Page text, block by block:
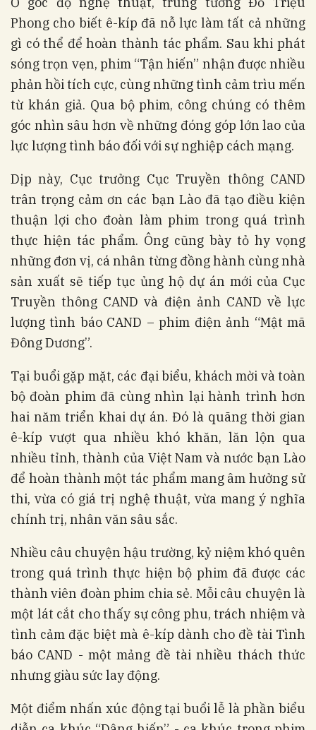
Phong cho biết ê-kíp đã nỗ lực làm tất cả những
gì có thể để hoàn thành tác phẩm. Sau khi phát
sóng trọn vẹn, phim “Tận hiến” nhận được nhiều
phản hồi tích cực, cùng những tình cảm trìu mến
từ khán giả. Qua bộ phim, công chúng có thêm
góc nhìn sâu hơn về những đóng góp lớn lao của
lực lượng tình báo đối với sự nghiệp cách mạng.
Dịp này, Cục trưởng Cục Truyền thông CAND
trân trọng cảm ơn các bạn Lào đã tạo điều kiện
thuận lợi cho đoàn làm phim trong quá trình
thực hiện tác phẩm. Ông cũng bày tỏ hy vọng
những đơn vị, cá nhân từng đồng hành cùng nhà
sản xuất sẽ tiếp tục ủng hộ dự án mới của Cục
Truyền thông CAND và điện ảnh CAND về lực
lượng tình báo CAND – phim điện ảnh “Mật mã
Đông Dương”.
Tại buổi gặp mặt, các đại biểu, khách mời và toàn
bộ đoàn phim đã cùng nhìn lại hành trình hơn
hai năm triển khai dự án. Đó là quãng thời gian
ê-kíp vượt qua nhiều khó khăn, lăn lộn qua
nhiều tỉnh, thành của Việt Nam và nước bạn Lào
để hoàn thành một tác phẩm mang âm hưởng sử
thi, vừa có giá trị nghệ thuật, vừa mang ý nghĩa
chính trị, nhân văn sâu sắc.
Nhiều câu chuyện hậu trường, kỷ niệm khó quên
trong quá trình thực hiện bộ phim đã được các
thành viên đoàn phim chia sẻ. Mỗi câu chuyện là
một lát cắt cho thấy sự công phu, trách nhiệm và
tình cảm đặc biệt mà ê-kíp dành cho đề tài Tình
báo CAND - một mảng đề tài nhiều thách thức
nhưng giàu sức lay động.
Một điểm nhấn xúc động tại buổi lễ là phần biểu